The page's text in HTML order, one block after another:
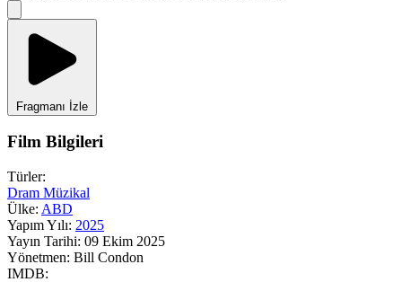
Fragmanı İzle
Film Bilgileri
Türler:
Dram Müzikal
Ülke: ABD
Yapım Yılı: 2025
Yayın Tarihi: 09 Ekim 2025
Yönetmen: Bill Condon
IMDB: